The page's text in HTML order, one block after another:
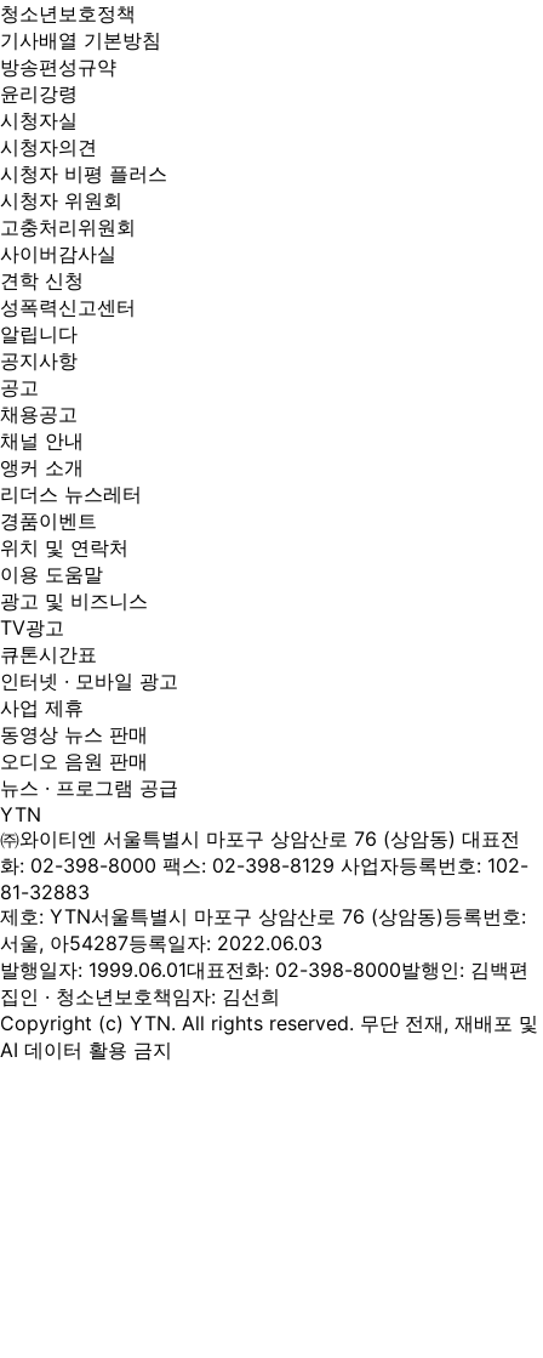
청소년보호정책
기사배열 기본방침
방송편성규약
윤리강령
시청자실
시청자의견
시청자 비평 플러스
시청자 위원회
고충처리위원회
사이버감사실
견학 신청
성폭력신고센터
알립니다
공지사항
공고
채용공고
채널 안내
앵커 소개
리더스 뉴스레터
경품이벤트
위치 및 연락처
이용 도움말
광고 및 비즈니스
TV광고
큐톤시간표
인터넷 · 모바일 광고
사업 제휴
동영상 뉴스 판매
오디오 음원 판매
뉴스 · 프로그램 공급
YTN
㈜와이티엔 서울특별시 마포구 상암산로 76 (상암동) 대표전
화: 02-398-8000 팩스: 02-398-8129 사업자등록번호: 102-
81-32883
제호: YTN서울특별시 마포구 상암산로 76 (상암동)등록번호:
서울, 아54287등록일자: 2022.06.03
발행일자: 1999.06.01대표전화: 02-398-8000발행인: 김백편
집인 · 청소년보호책임자: 김선희
Copyright (c) YTN. All rights reserved. 무단 전재, 재배포 및
AI 데이터 활용 금지